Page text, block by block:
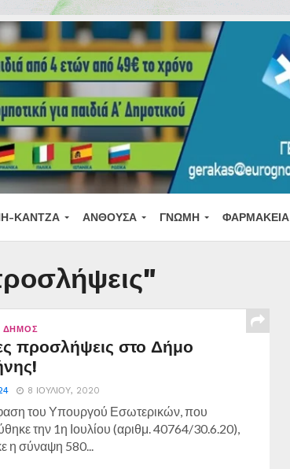
ΚΆΝΤΖΑ ΑΝΘΟΎΣΑ ΓΝΏΜΗ ΦΑΡΜΑΚΕΊΑ
ΔΉΜΟΣ
προσλήψεις στο Δήμο
8 ΙΟΥΛΊΟΥ, 2020
του Υπουργού Εσωτερικών, που
την 1η Ιουλίου (αριθμ. 40764/30.6.20),
η σύναψη 580...